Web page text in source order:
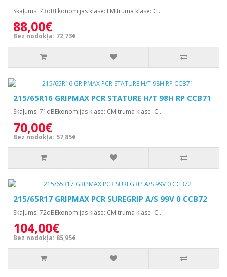
Skaļums: 73dBEkonomijas klase: EMitruma klase: C..
88,00€
Bez nodokļa: 72,73€
215/65R16 GRIPMAX PCR STATURE H/T 98H RP CCB71
Skaļums: 71dBEkonomijas klase: CMitruma klase: C..
70,00€
Bez nodokļa: 57,85€
215/65R17 GRIPMAX PCR SUREGRIP A/S 99V 0 CCB72
Skaļums: 72dBEkonomijas klase: CMitruma klase: C..
104,00€
Bez nodokļa: 85,95€